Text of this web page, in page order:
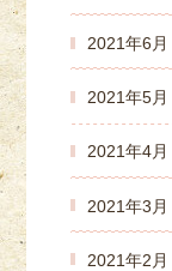
2021年6月
2021年5月
2021年4月
2021年3月
2021年2月